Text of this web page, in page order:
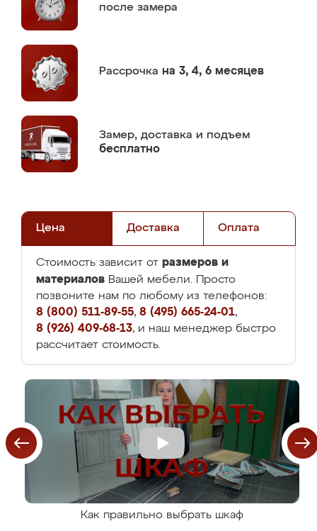
после замера
Рассрочка на 3, 4, 6 месяцев
Замер, доставка и подъем
бесплатно
Цена Доставка Оплата
Стоимость зависит от размеров и
материалов Вашей мебели. Просто
позвоните нам по любому из телефонов:
8 (800) 511-89-55, 8 (495) 665-24-01,
8 (926) 409-68-13, и наш менеджер быстро
рассчитает стоимость.
Как правильно выбрать шкаф